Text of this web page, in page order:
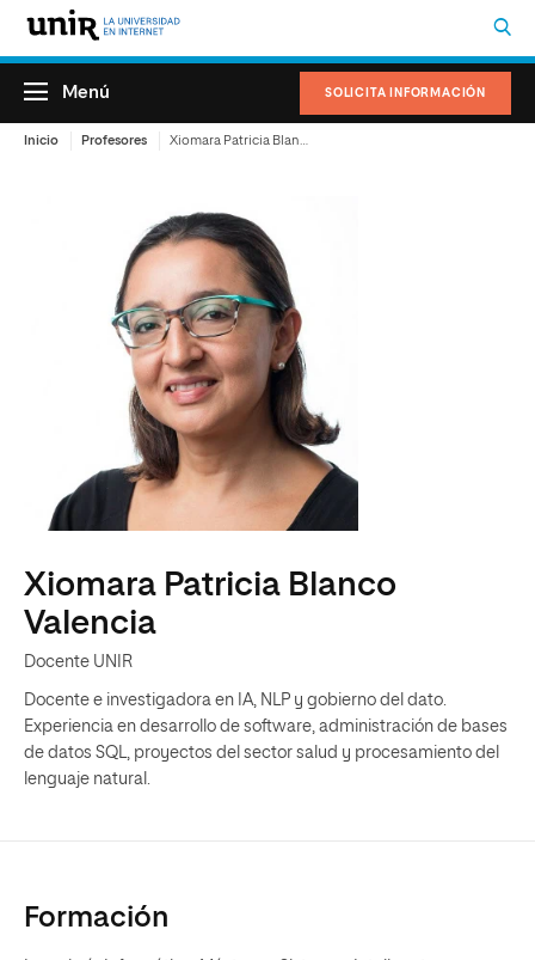
SOLICITA INFORMACIÓN
Menú
Inicio Profesores
Xiomara Patricia Blanco
Valencia
Docente UNIR
Docente e investigadora en IA, NLP y gobierno del dato.
Experiencia en desarrollo de software, administración de bases
de datos SQL, proyectos del sector salud y procesamiento del
lenguaje natural.
Formación